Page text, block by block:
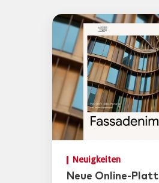
Neuigkeiten
Neue Online-